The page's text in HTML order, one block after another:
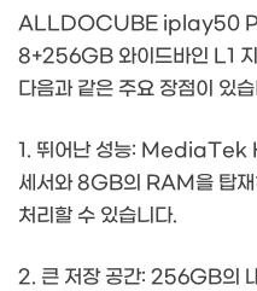
ALLDOCUBE iplay50
8+256GB 와이드바인 L1
다음과 같은 주요 장점이 있
1. 뛰어난 성능:
세서와 8GB의 RAM을 탑재
처리할 수 있습니다.
2. 큰 저장 공간: 256GB의